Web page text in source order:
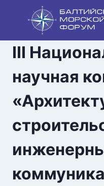
содержанию
III
научная